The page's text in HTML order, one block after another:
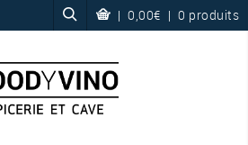
| 0,00€ | 0 produits